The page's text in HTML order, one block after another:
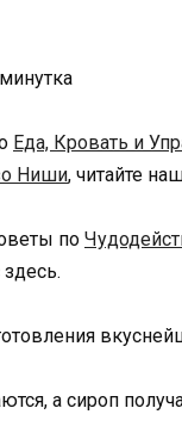
Еда, Кровать и
Ниши, читайте
по
а сироп